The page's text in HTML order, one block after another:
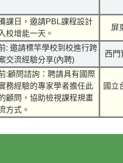
課日，邀請PBL課程設計
校增能一天。
屏
: 邀請標竿學校到校進行跨
交流經驗分享(內聘)
西門
:顧問諮詢：聘請具有國際
務經驗的專家學者擔任此
顧問，協助檢視課程規畫
方式。
國立